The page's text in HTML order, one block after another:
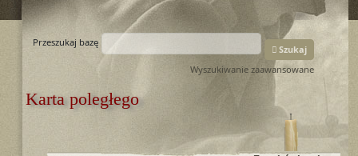
Przeszukaj bazę
Szukaj
Wyszukiwanie zaawansowane
Karta poległego